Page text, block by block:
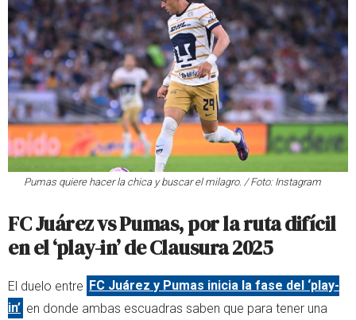
Pumas quiere hacer la chica y buscar el milagro. / Foto: Instagram
FC Juárez vs Pumas, por la ruta difícil
en el ‘play-in’ de Clausura 2025
El duelo entre FC Juárez y Pumas inicia la fase del ‘play-
in’ en donde ambas escuadras saben que para tener una